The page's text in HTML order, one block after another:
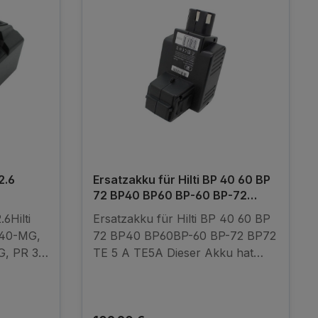
MG,
PR 3-
Ersatzakku für Hilti BP 40 60 BP
72 BP40 BP60 BP-60 BP-72
BP72 TE 5 A TE5A
Ersatzakku für Hilti BP 40 60 BP
72 BP40 BP60BP-60 BP-72 BP72
TE 5 A TE5A Dieser Akku hat